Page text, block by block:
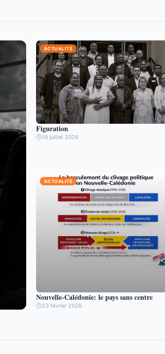
ACTUALITÉ
Figuration
14 juillet 2026
ACTUALITÉ
Nouvelle-Calédonie: le pays sans centre
23 février 2026